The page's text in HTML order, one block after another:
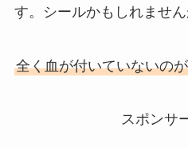
す。シールかもしれません
全く血が付いていないの
スポンサ